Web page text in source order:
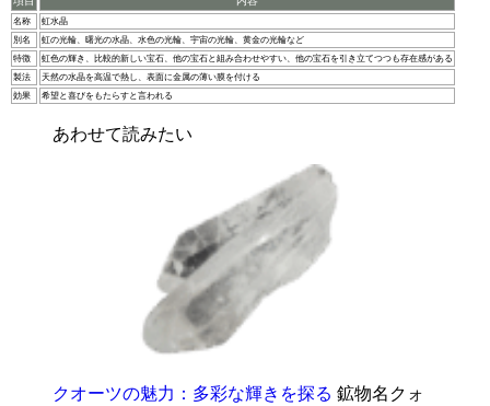
名称
虹水晶
別名
虹の光輪、曙光の水晶、水色の光輪、宇宙の光輪、黄金の光輪など
特徴
虹色の輝き、比較的新しい宝石、他の宝石と組み合わせやすい、他の宝石を引き立てつつも存在感がある
製法
天然の水晶を高温で熱し、表面に金属の薄い膜を付ける
効果
希望と喜びをもたらすと言われる
あわせて読みたい
クオーツの魅力：多彩な輝きを探る 鉱物名クォ